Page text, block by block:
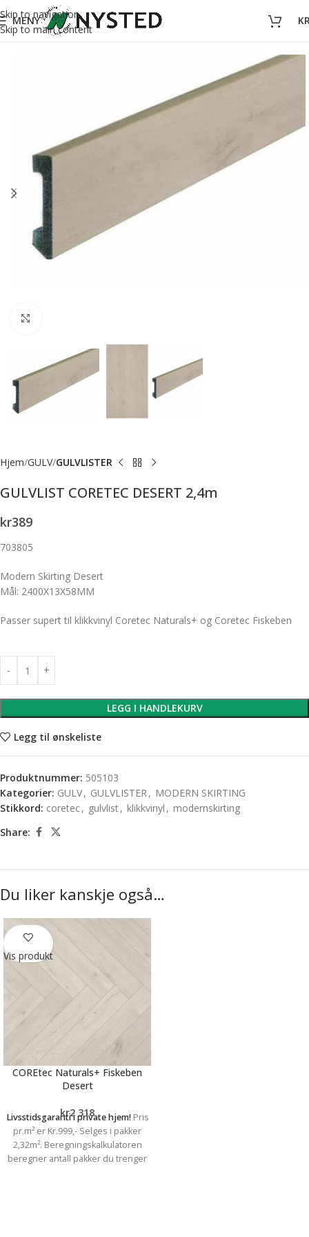
Skip to navigation
Skip to main content
MENY
Hjem GULV GULVLISTER
GULVLIST CORETEC DESERT 2,4m
kr389
703805
Modern Skirting Desert
Mål: 2400X13X58MM
Passer supert til klikkvinyl Coretec Naturals+ og Coretec Fiskeben
LEGG I HANDLEKURV
Legg til ønskeliste
Produktnummer: 505103
Kategorier: GULV, GULVLISTER, MODERN SKIRTING
Stikkord: coretec, gulvlist, klikkvinyl , modernskirting
Share:
Du liker kanskje også…
COREtec Naturals+ Fiskeben
Desert
kr2 318
Livsstidsgaranti i private hjem!Pris
pr.m² er Kr.999,- Selges i pakker
2,32m². Beregningskalkulatoren
beregner antall pakker du trenger
Vis produkt